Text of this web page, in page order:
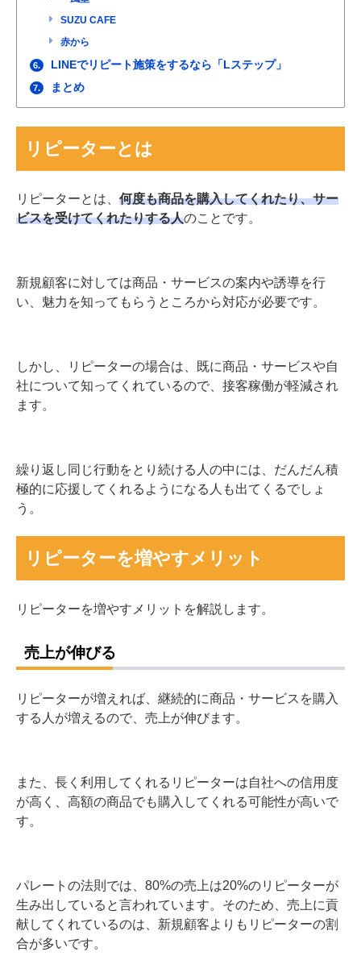
SUZU CAFE
赤から
6. LINEでリピート施策をするなら「Lステップ」
7. まとめ
リピーターとは
リピーターとは、 何度も商品を購入してくれたり、サー
ビスを受けてくれたりする人のことです。
新規顧客に対しては商品・サービスの案内や誘導を行
い、魅力を知ってもらうところから対応が必要です。
しかし、リピーターの場合は、既に商品・サービスや自
社について知ってくれているので、接客稼働が軽減され
ます。
繰り返し同じ行動をとり続ける人の中には、だんだん積
極的に応援してくれるようになる人も出てくるでしょ
う。
リピーターを増やすメリット
リピーターを増やすメリットを解説します。
売上が伸びる
リピーターが増えれば、継続的に商品・サービスを購入
する人が増えるので、売上が伸びます。
また、長く利用してくれるリピーターは自社への信用度
が高く、高額の商品でも購入してくれる可能性が高いで
す。
パレートの法則では、80%の売上は20%のリピーターが
生み出していると言われています。 そのため、売上に貢
献してくれているのは、新規顧客よりもリピーターの割
合が多いです。